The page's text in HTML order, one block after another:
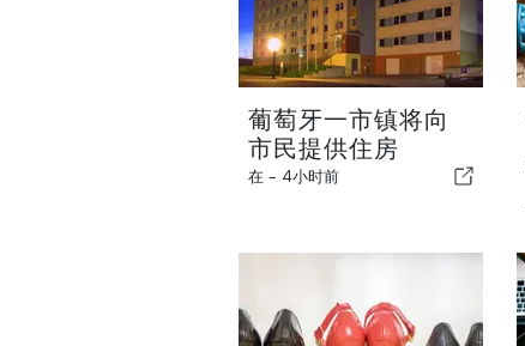
葡萄牙一市镇将向
市民提供住房
在 - 4小时前